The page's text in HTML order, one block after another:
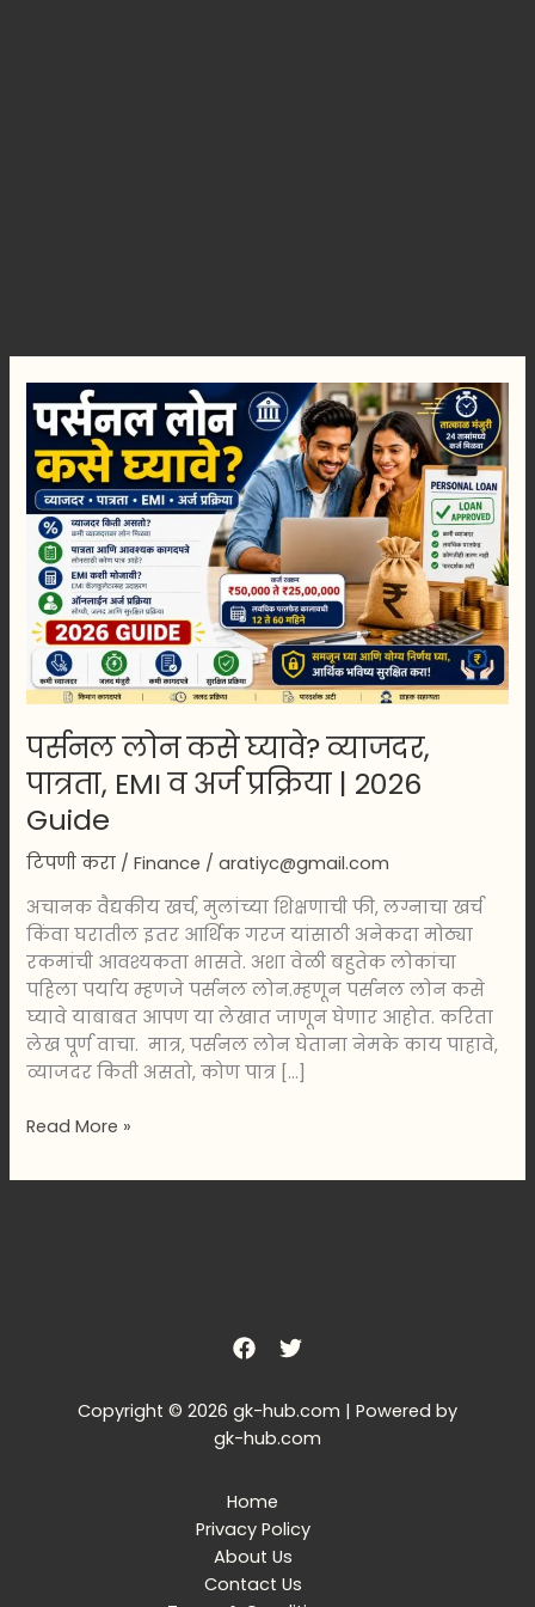
पर्सनल लोन कसे घ्यावे? व्याजदर,
पात्रता, EMI व अर्ज प्रक्रिया | 2026
Guide
टिपणी करा /Finance /aratiyc@gmail.com
अचानक वैद्यकीय खर्च, मुलांच्या शिक्षणाची फी, लग्नाचा खर्च
किंवा घरातील इतर आर्थिक गरज यांसाठी अनेकदा मोठ्या
रकमांची आवश्यकता भासते. अशा वेळी बहुतेक लोकांचा
पहिला पर्याय म्हणजे पर्सनल लोन.म्हणून पर्सनल लोन कसे
घ्यावे याबाबत आपण या लेखात जाणून घेणार आहोत. करिता
लेख पूर्ण वाचा. मात्र, पर्सनल लोन घेताना नेमके काय पाहावे,
व्याजदर किती असतो, कोण पात्र […]
पर्सनल
लोन
कसे
घ्यावे?
व्याजदर,
पात्रता,
EMI
व
अर्ज
प्रक्रिया
2026
Guide
Read More »
Copyright © 2026 gk-hub.com | Powered by
gk-hub.com
Home
Privacy Policy
About Us
Contact Us